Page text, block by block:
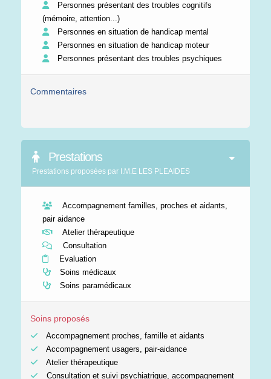
Personnes présentant des troubles cognitifs
(mémoire, attention...)
Personnes en situation de handicap mental
Personnes en situation de handicap moteur
Personnes présentant des troubles psychiques
Commentaires
Prestations
Prestations proposées par I.M.E LES PLEAIDES
Accompagnement familles, proches et aidants,
pair aidance
Atelier thérapeutique
Consultation
Evaluation
Soins médicaux
Soins paramédicaux
Soins proposés
Accompagnement proches, famille et aidants
Accompagnement usagers, pair-aidance
Atelier thérapeutique
Consultation et suivi psychiatrique, accompagnement